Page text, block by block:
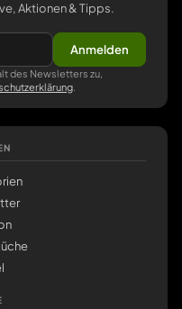
Aktionen & Tipps.
Anmelden
des Newsletters zu,